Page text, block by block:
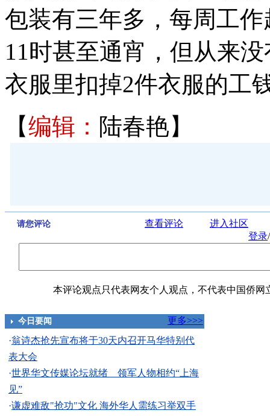
包装有三年多，每周工
11时甚至通宵，但从来
衣服里扣掉2件衣服的工
【编辑： 陆春艳】
请您评论 查看评论
进入社区
登录/
本评论观点只代表网友个人观点，不代表中国侨网
今日要闻
更多>>>
·翁诗杰抢先宣布将于30天内召开马华特别代
表大会
·世界华文传媒论坛就绪 领军人物相约“上海
见”
·谦虚难敌"抢功"文化 海外华人需练习举双手